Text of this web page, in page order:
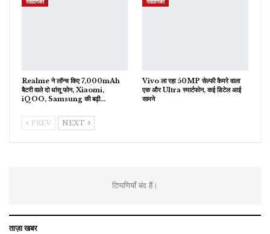
रौद्योगिकी
Realme ने लॉन्च किए 7,000mAh
बैटरी वाले दो धांसू फोन, Xiaomi,
iQOO, Samsung की बढ़ी…
रौद्योगिकी
Vivo ला रहा 50MP सेल्फी कैमरे वाला
एक और Ultra स्मार्टफोन, कई डिटेल आई
सामने
PREV NEXT
टिप्पणियाँ बंद हैं।
ताज़ा खबर